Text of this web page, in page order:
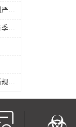
刚果（金）埃博拉确诊病例突破4000例严防病毒向首都扩散
尼泊尔报告多例乙脑死亡病例蚊媒流行季风险抬升
出境安全风险如何防范？出入境管理新规9月15日起施行